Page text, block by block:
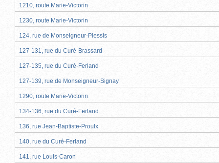
1210, route Marie-Victorin
1230, route Marie-Victorin
124, rue de Monseigneur-Plessis
127-131, rue du Curé-Brassard
127-135, rue du Curé-Ferland
127-139, rue de Monseigneur-Signay
1290, route Marie-Victorin
134-136, rue du Curé-Ferland
136, rue Jean-Baptiste-Proulx
140, rue du Curé-Ferland
141, rue Louis-Caron